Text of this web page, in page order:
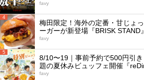
favy
4
梅田限定！海外の定番・甘じょ
ーガーが新登場『BRISK STAND』
favy
5
8/10〜19｜事前予約で500円引
題の夏休みビュッフェ開催『
favy